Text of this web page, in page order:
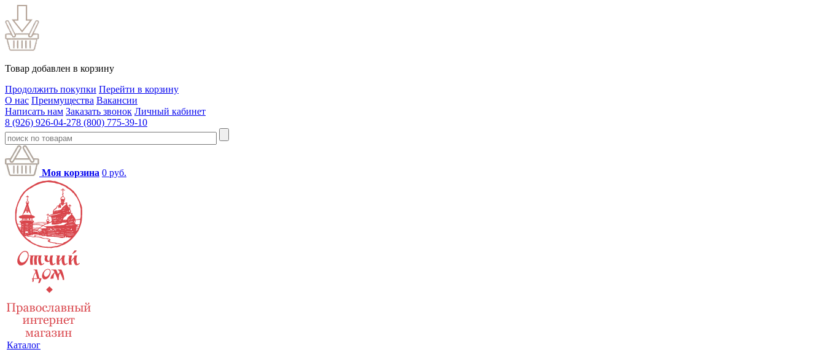
Товар добавлен в корзину
Продолжить покупки Перейти в корзину
О нас Преимущества Вакансии
Написать нам Заказать звонок Личный кабинет
8 (926) 926-04-278 (800) 775-39-10
Моя корзина 0 руб.
Каталог